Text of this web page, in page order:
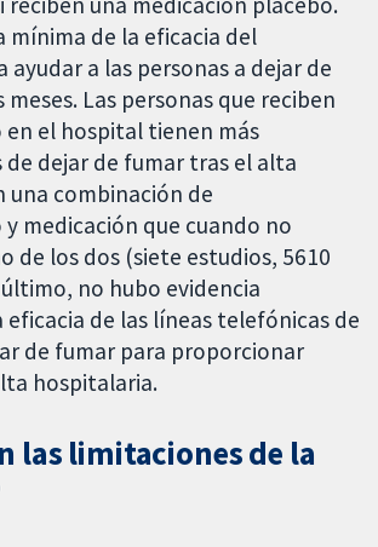
mínima de la eficacia del
ayudar a las personas a dejar de
meses. Las personas que reciben
el hospital tienen más
dejar de fumar tras el alta
una combinación de
medicación que cuando no
de los dos (siete estudios, 5610
no hubo evidencia
de las líneas telefónicas de
de fumar para proporcionar
hospitalaria.
las limitaciones de la